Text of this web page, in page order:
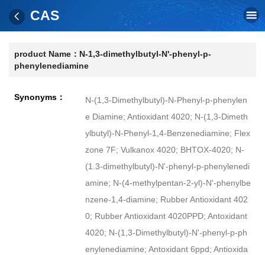
CAS
product Name： N-1,3-dimethylbutyl-N'-phenyl-p-
phenylenediamine
Synonyms：
N-(1,3-Dimethylbutyl)-N-Phenyl-p-phenylen
e Diamine; Antioxidant 4020; N-(1,3-Dimeth
ylbutyl)-N-Phenyl-1,4-Benzenediamine; Flex
zone 7F; Vulkanox 4020; BHTOX-4020; N-
(1.3-dimethylbutyl)-N'-phenyl-p-phenylenedi
amine; N-(4-methylpentan-2-yl)-N'-phenylbe
nzene-1,4-diamine; Rubber Antioxidant 402
0; Rubber Antioxidant 4020PPD; Antoxidant
4020; N-(1,3-Dimethylbutyl)-N'-phenyl-p-ph
enylenediamine; Antoxidant 6ppd; Antioxida